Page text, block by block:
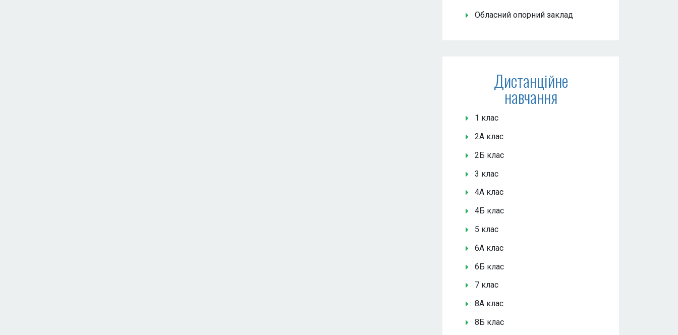
Обласний опорний заклад
Дистанційне
навчання
1 клас
2А клас
2Б клас
3 клас
4А клас
4Б клас
5 клас
6А клас
6Б клас
7 клас
8А клас
8Б клас